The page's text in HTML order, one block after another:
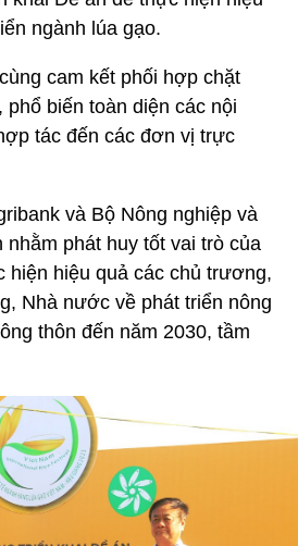
ngành lúa gạo.
cam kết phối hợp chặt
phổ biến toàn diện các nội
tác đến các đơn vị trực
và Bộ Nông nghiệp và
nhằm phát huy tốt vai trò của
hiện hiệu quả các chủ trương,
Nhà nước về phát triển nông
thôn đến năm 2030, tầm